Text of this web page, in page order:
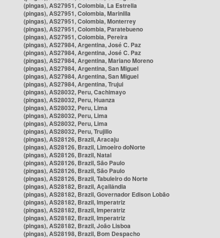
(pingas), AS27951, Colombia, La Estrella
(pingas), AS27951, Colombia, Marinilla
(pingas), AS27951, Colombia, Monterrey
(pingas), AS27951, Colombia, Paratebueno
(pingas), AS27951, Colombia, Pereira
(pingas), AS27984, Argentina, José C. Paz
(pingas), AS27984, Argentina, José C. Paz
(pingas), AS27984, Argentina, Mariano Moreno
(pingas), AS27984, Argentina, San Miguel
(pingas), AS27984, Argentina, San Miguel
(pingas), AS27984, Argentina, Trujui
(pingas), AS28032, Peru, Cachimayo
(pingas), AS28032, Peru, Huanza
(pingas), AS28032, Peru, Lima
(pingas), AS28032, Peru, Lima
(pingas), AS28032, Peru, Lima
(pingas), AS28032, Peru, Trujillo
(pingas), AS28126, Brazil, Aracaju
(pingas), AS28126, Brazil, Limoeiro doNorte
(pingas), AS28126, Brazil, Natal
(pingas), AS28126, Brazil, São Paulo
(pingas), AS28126, Brazil, São Paulo
(pingas), AS28126, Brazil, Tabuleiro do Norte
(pingas), AS28182, Brazil, Açailândia
(pingas), AS28182, Brazil, Governador Edison Lobão
(pingas), AS28182, Brazil, Imperatriz
(pingas), AS28182, Brazil, Imperatriz
(pingas), AS28182, Brazil, Imperatriz
(pingas), AS28182, Brazil, João Lisboa
(pingas), AS28198, Brazil, Bom Despacho